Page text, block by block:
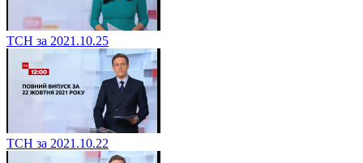
ТСН за 2021.10.25
ТСН за 2021.10.22